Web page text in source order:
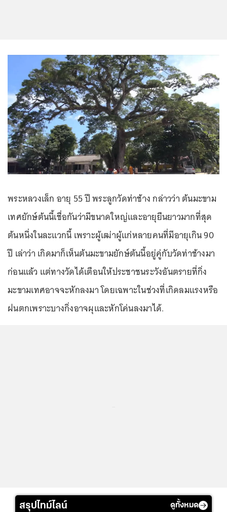
พระหลวงเล็ก อายุ 55 ปี พระลูกวัดท่าช้าง กล่าวว่า ต้นมะขาม
เทศยักษ์ต้นนี้เชื่อกันว่ามีขนาดใหญ่และอายุยืนยาวมากที่สุด
ต้นหนึ่งในละแวกนี้ เพราะผู้เฒ่าผู้แก่หลายคนที่มีอายุเกิน 90
ปี เล่าว่า เกิดมาก็เห็นต้นมะขามยักษ์ต้นนี้อยู่คู่กับวัดท่าช้างมา
ก่อนแล้ว แต่ทางวัดได้เตือนให้ประชาชนระวังอันตรายที่กิ่ง
มะขามเทศอาจจะหักลงมา โดยเฉพาะในช่วงที่เกิดลมแรงหรือ
ฝนตกเพราะบางกิ่งอาจผุและหักโค่นลงมาได้.
สรุปไทม์ไลน์ ดูทั้งหมด